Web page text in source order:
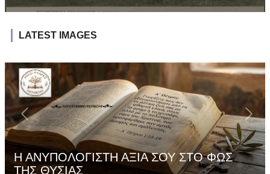
LATEST IMAGES
Η ΑΝΥΠΟΛΟΓΙΣΤΗ ΑΞΙΑ ΣΟΥ ΣΤΟ ΦΩΣ
ΤΗΣ ΘΥΣΙΑΣ